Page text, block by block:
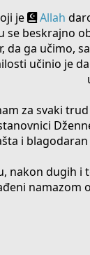
je
Allah
se beskrajno
da ga učimo,
učinio je
za svaki
i
nakon dugih
namazom